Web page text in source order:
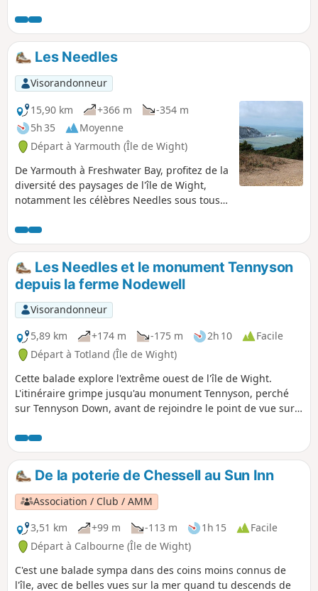
la baie de St Catherine, le monument
Tennyson et les villes balnéaires de
Shanklin et Sandown. En traversant de
nombreuses chenaux, vous découvrirez
toute la beauté de l'île de Wight.
Les Needles
Visorandonneur
15,90 km
+366 m
-354 m
5h 35
Moyenne
Départ à Yarmouth (Île de Wight)
De Yarmouth à Freshwater Bay, profitez de la
diversité des paysages de l'île de Wight,
notamment les célèbres Needles sous tous
s'agit de la première d'une série de 6
randonnées qui vous feront faire le tour de
l'île de Wight d'ouest en est sur le sentier
côtier.Les Needles et le monument Tennyson
depuis la ferme Nodewell
Visorandonneur
5,89 km
+174 m -175 m 2h 10
Facile
Départ à Totland (Île de Wight)
Cette balade explore l'extrême ouest de l'île de Wight.
L'itinéraire grimpe jusqu'au monument Tennyson, perché
sur Tennyson Down, avant de rejoindre le point de vue sur
De la poterie de Chessell au Sun Inn
Association / Club / AMM
3,51 km
+99 m -113 m 1h 15
Facile
Départ à Calbourne (Île de Wight)
C'est une balade sympa dans des coins moins connus de
l'île, avec de belles vues sur la mer quand tu descends de